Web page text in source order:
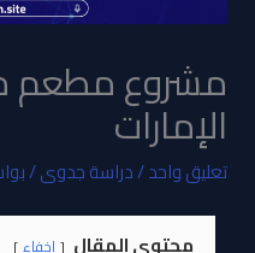
مشروع مطعم
الإمارات
تعليق واحد/دراسة جدوى/
محتوى المقال إخفاء